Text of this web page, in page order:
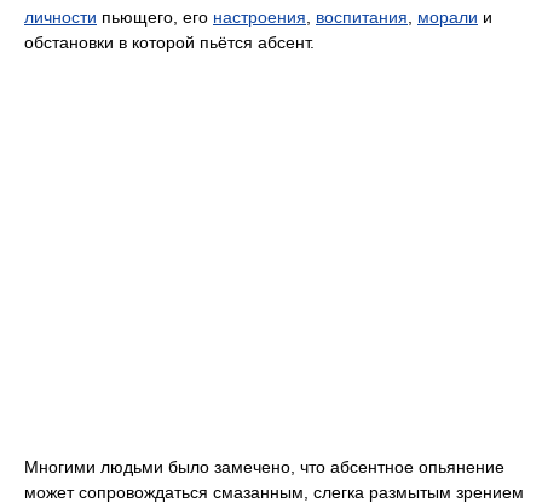
личности пьющего, его настроения воспитания морали и
обстановки в которой пьётся абсент.
Многими людьми было замечено, что абсентное опьянение
может сопровождаться смазанным, слегка размытым зрением